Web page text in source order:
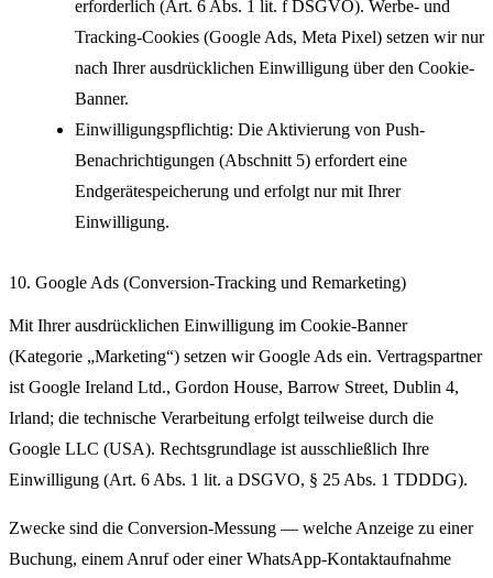
erforderlich (Art. 6 Abs. 1 lit. f DSGVO). Werbe- und
Tracking-Cookies (Google Ads, Meta Pixel) setzen wir nur
nach Ihrer ausdrücklichen Einwilligung über den Cookie-
Banner.
Einwilligungspflichtig: Die Aktivierung von Push-
Benachrichtigungen (Abschnitt 5) erfordert eine
Endgerätespeicherung und erfolgt nur mit Ihrer
Einwilligung.
10. Google Ads (Conversion-Tracking und Remarketing)
Mit Ihrer ausdrücklichen Einwilligung im Cookie-Banner
(Kategorie „Marketing“) setzen wir Google Ads ein. Vertragspartner
ist Google Ireland Ltd., Gordon House, Barrow Street, Dublin 4,
Irland; die technische Verarbeitung erfolgt teilweise durch die
Google LLC (USA). Rechtsgrundlage ist ausschließlich Ihre
Einwilligung (Art. 6 Abs. 1 lit. a DSGVO, § 25 Abs. 1 TDDDG).
Zwecke sind die Conversion-Messung — welche Anzeige zu einer
Buchung, einem Anruf oder einer WhatsApp-Kontaktaufnahme